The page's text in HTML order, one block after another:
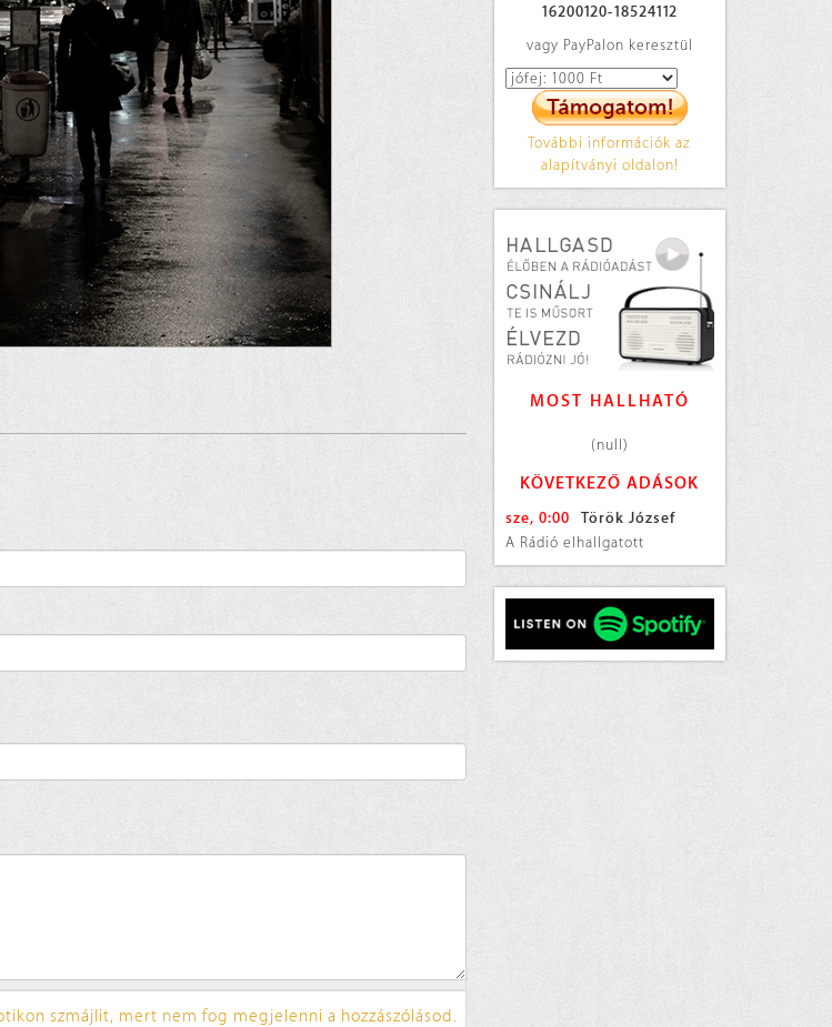
szmájlit, mert nem fog megjelenni a hozzászólásod.
16200120-18524112
vagy PayPalon keresztül
További információk az
alapítványi oldalon!
MOST HALLHATÓ
(null)
KÖVETKEZŐ ADÁSOK
sze, 0:00
Török József
A Rádió elhallgatott